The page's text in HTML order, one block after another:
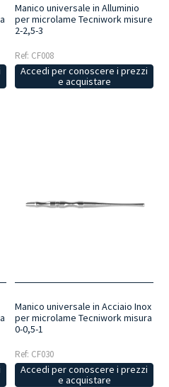
Manico universale in Alluminio
per microlame Tecniwork misure
2-2,5-3
Ref: CF008
Accedi per conoscere i prezzi
e acquistare
Manico universale in Acciaio Inox
per microlame Tecniwork misura
0-0,5-1
Ref: CF030
Accedi per conoscere i prezzi
e acquistare